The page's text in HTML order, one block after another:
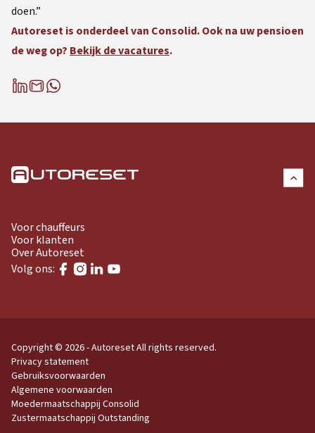
doen.”
Autoreset is onderdeel van Consolid. Ook na uw pensioen
de weg op? Bekijk de vacatures.
Voor chauffeurs
Voor klanten
Over Autoreset
Volg ons:
Copyright © 2026 - AutoresetAll rights reserved.
Privacy statement
Gebruiksvoorwaarden
Algemene voorwaarden
Moedermaatschappij Consolid
Zustermaatschappij Outstanding